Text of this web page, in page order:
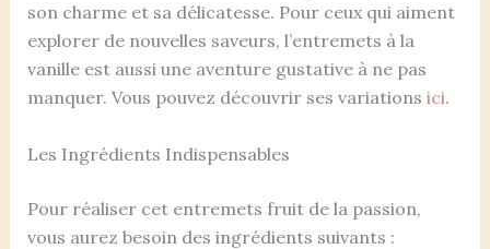
son charme et sa délicatesse. Pour ceux qui aiment
explorer de nouvelles saveurs, l’entremets à la
vanille est aussi une aventure gustative à ne pas
manquer. Vous pouvez découvrir ses variations ici.
Les Ingrédients Indispensables
Pour réaliser cet entremets fruit de la passion,
vous aurez besoin des ingrédients suivants :